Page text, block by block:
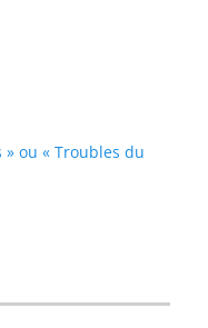
ou « Troubles du